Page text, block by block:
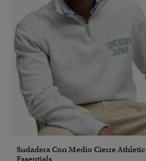
Sudadera Con Medio Cierre Athletic
Essentials